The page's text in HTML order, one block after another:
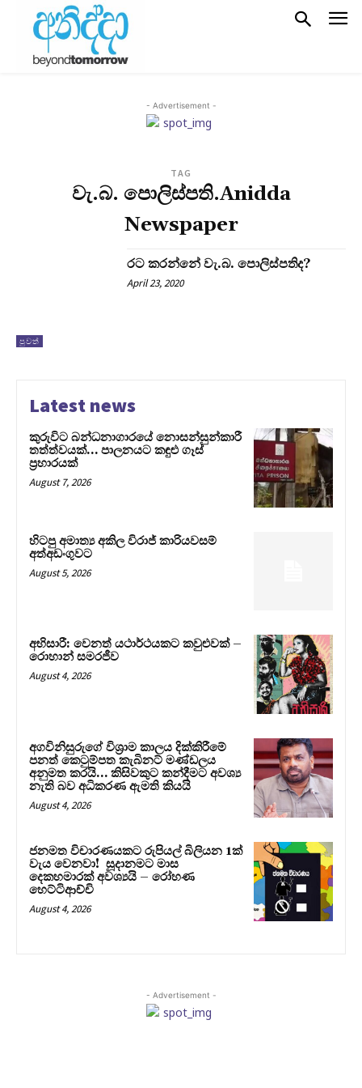
- Advertisement -
TAG
වැ.බ. පොලිස්පති.Anidda
Newspaper
පුවත්
රට කරන්නේ වැ.බ. පොලිස්පතිද?
April 23, 2020
Latest news
කුරුවිට බන්ධනාගාරයේ නොසන්සුන්කාරී
තත්ත්වයක්… පාලනයට කඳුළු ගෑස්
ප්‍රහාරයක්
August 7, 2026
හිටපු අමාත්‍ය අකිල විරාජ් කාරියවසම්
අත්අඩංගුවට
August 5, 2026
අභිසාරී: වෙනත් යථාර්ථයකට කවුළුවක් –
රොහාන් සමරජීව
August 4, 2026
අගවිනිසුරුගේ විශ්‍රාම කාලය දික්කිරීමේ
පනත් කෙටුම්පත කැබිනට් මණ්ඩලය
අනුමත කරයි… කිසිවකුට කන්දීමට අවශ්‍ය
නැති බව අධිකරණ ඇමති කියයි
August 4, 2026
ජනමත විචාරණයකට රුපියල් බිලියන 1ක්
වැය වෙනවා! සූදානමට මාස
දෙකහමාරක් අවශ්‍යයි – රෝහණ
හෙට්ටිආච්චි
August 4, 2026
- Advertisement -